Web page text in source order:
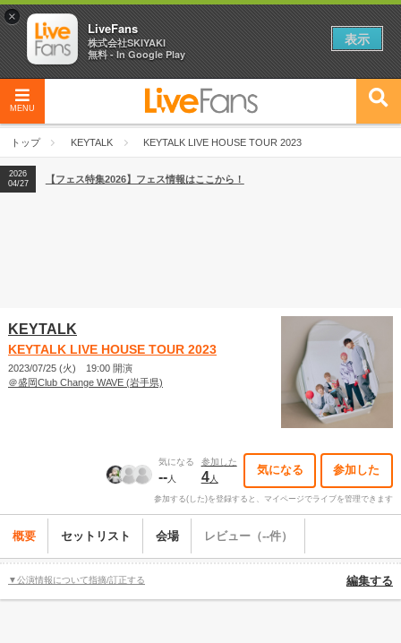
MENU
トップ KEYTALK KEYTALK LIVE HOUSE TOUR 2023
2026
04/27
2026
【ライブ動員ランキング】2026年上半期編発表！
2026
04/27
【フェス特集2026】フェス情報はここから！
KEYTALK
KEYTALK LIVE HOUSE TOUR 2023
2023/07/25 (火) 19:00 開演
＠盛岡Club Change WAVE (岩手県)
気になる
--人
参加した
4人
気になる 参加した
参加する(した)を登録すると、マイページでライブを管理できます
概要 セットリスト 会場 レビュー（--件）
▼公演情報について指摘/訂正する 編集する
×
LiveFans
株式会社SKIYAKI
無料 - In Google Play
表示